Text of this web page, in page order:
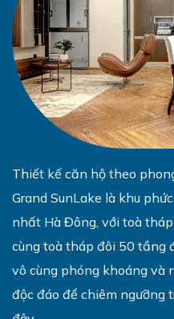
Thiết kế căn hộ theo
Grand SunLake là khu
nhất Hà Đông, với toà
cùng toà tháp đôi 50 tầng
vô cùng phóng khoáng và
độc đáo để chiêm ngưỡng